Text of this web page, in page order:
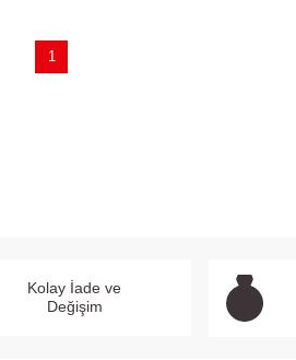
1
Kolay İade ve
Değişim